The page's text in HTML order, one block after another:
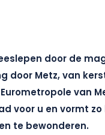
door de
door Metz, van
van
voor u en vormt
te bewonderen.